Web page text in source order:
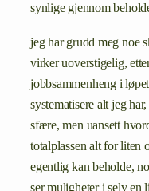
synlige gjennom
jeg har grudd meg noe
virker uoverstigelig,
jobbsammenheng i
systematisere alt jeg
sfære, men uansett
totalplassen alt for liten
egentlig kan beholde,
ser muligheter i selv en